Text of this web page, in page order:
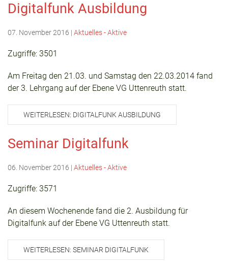
Digitalfunk Ausbildung
07. November 2016 | Aktuelles - Aktive
Zugriffe: 3501
Am Freitag den 21.03. und Samstag den 22.03.2014 fand
der 3. Lehrgang auf der Ebene VG Uttenreuth statt.
WEITERLESEN: DIGITALFUNK AUSBILDUNG
Seminar Digitalfunk
06. November 2016 | Aktuelles - Aktive
Zugriffe: 3571
An diesem Wochenende fand die 2. Ausbildung für
Digitalfunk auf der Ebene VG Uttenreuth statt.
WEITERLESEN: SEMINAR DIGITALFUNK